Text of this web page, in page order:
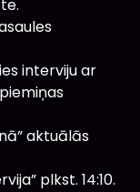
interviju ar
aktuālās
plkst. 14:10.